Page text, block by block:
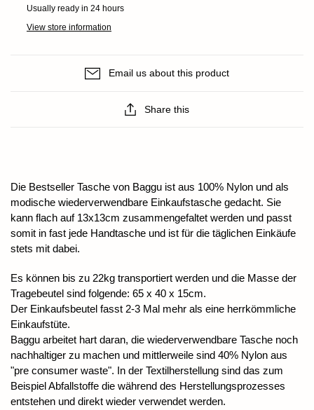
Usually ready in 24 hours
View store information
Email us about this product
Share this
Die Bestseller Tasche von Baggu ist aus 100% Nylon und als
modische wiederverwendbare Einkaufstasche gedacht. Sie
kann flach auf 13x13cm zusammengefaltet werden und passt
somit in fast jede Handtasche und ist für die täglichen Einkäufe
stets mit dabei.
Es können bis zu 22kg transportiert werden und die Masse der
Tragebeutel sind folgende: 65 x 40 x 15cm.
Der Einkaufsbeutel fasst 2-3 Mal mehr als eine herrkömmliche
Einkaufstüte.
Baggu arbeitet hart daran, die wiederverwendbare Tasche noch
nachhaltiger zu machen und mittlerweile sind 40% Nylon aus
"pre consumer waste". In der Textilherstellung sind das zum
Beispiel Abfallstoffe die während des Herstellungsprozesses
entstehen und direkt wieder verwendet werden.